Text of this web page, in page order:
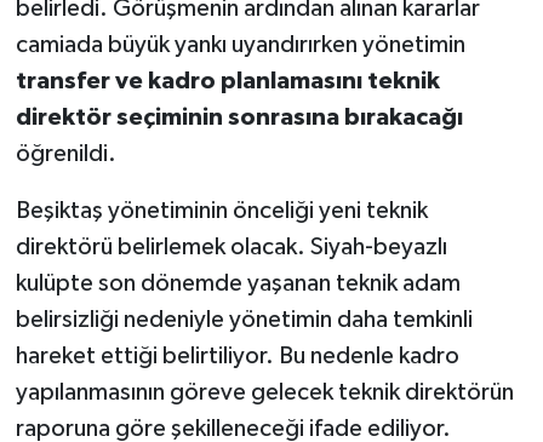
belirledi. Görüşmenin ardından alınan kararlar
camiada büyük yankı uyandırırken yönetimin
transfer ve kadro planlamasını teknik
direktör seçiminin sonrasına bırakacağı
öğrenildi.
Beşiktaş yönetiminin önceliği yeni teknik
direktörü belirlemek olacak. Siyah-beyazlı
kulüpte son dönemde yaşanan teknik adam
belirsizliği nedeniyle yönetimin daha temkinli
hareket ettiği belirtiliyor. Bu nedenle kadro
yapılanmasının göreve gelecek teknik direktörün
raporuna göre şekilleneceği ifade ediliyor.